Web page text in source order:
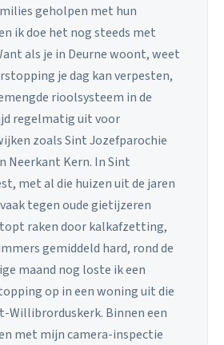
geholpen met hun
ik doe het nog steeds met
als je in Deurne woont, weet
je dag kan verpesten,
rioolsysteem in de
regelmatig uit voor
zoals Sint Jozefparochie
Neerkant Kern. In Sint
met al die huizen uit de jaren
tegen oude gietijzeren
raken door kalkafzetting,
gemiddeld hard, rond de
maand nog loste ik een
op in een woning uit die
Willibrorduskerk. Binnen een
met mijn camera-inspectie